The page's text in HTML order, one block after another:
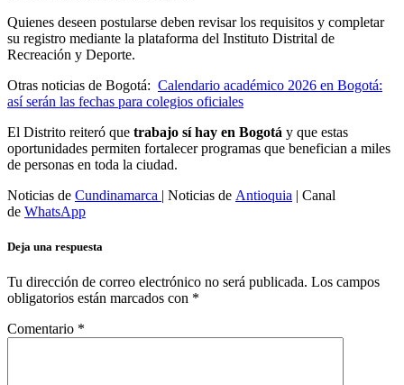
Quienes deseen postularse deben revisar los requisitos y completar
su registro mediante la plataforma del Instituto Distrital de
Recreación y Deporte.
Otras noticias de Bogotá: Calendario académico 2026 en Bogotá:
así serán las fechas para colegios oficiales
El Distrito reiteró que trabajo sí hay en Bogotá y que estas
oportunidades permiten fortalecer programas que benefician a miles
de personas en toda la ciudad.
Noticias de Cundinamarca | Noticias de Antioquia | Canal
de WhatsApp
Deja una respuesta
Tu dirección de correo electrónico no será publicada. Los campos
obligatorios están marcados con *
Comentario *